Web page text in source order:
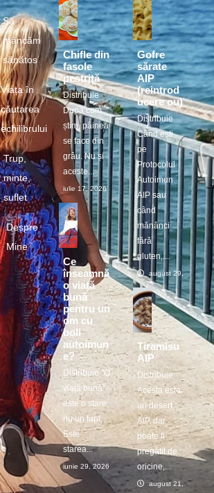
Să
mâncăm
sănătos
Viața în
căutarea
echilibrului
Trup,
minte,
suflet
Despre
Mine
Chifle din
fasole
pestriță
Distribuie
După cum
știm, pâinea
se face din
grâu. Nu și
aceste...
iulie 17, 2026
Ce
înseamnă
o viață
bună
pentru un
om cu
boli
autoimun
e?
Distribuie ”O
viață bună”
este o stare,
nu un fapt.
Este
starea...
iunie 29, 2026
Gofre
sărate
AIP
(reintrod
ucere ou)
Distribuie
Când ești
pe
Protocolul
Autoimun
AIP sau
când
mănânci
fără
gluten,...
august 29, 2025
Tiramisu
AIP
Distribuie
Acesta este
un desert
AIP, dar
poate fi
pregătit de
oricine,...
august 21, 2025